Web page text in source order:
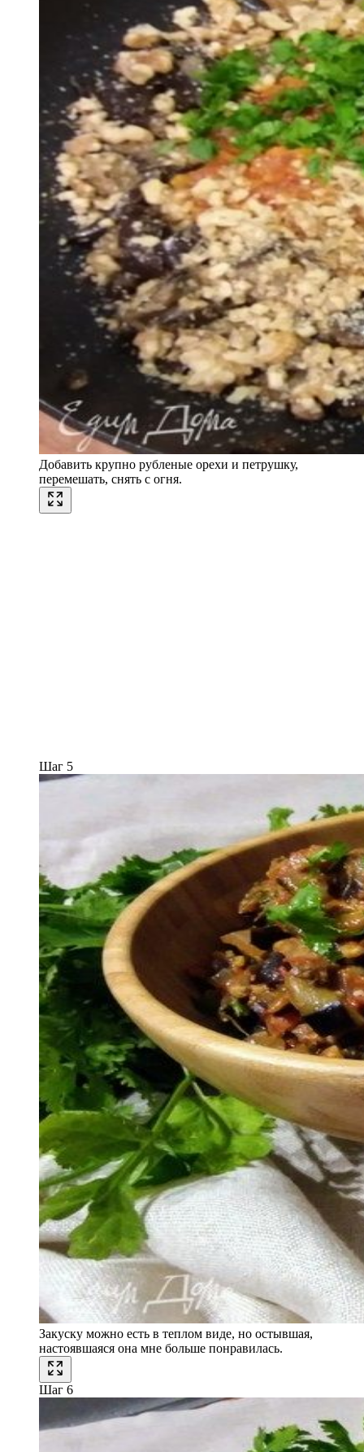
Добавить крупно рубленые орехи и петрушку,
перемешать, снять с огня.
Шаг 5
Закуску можно есть в теплом виде, но остывшая,
настоявшаяся она мне больше понравилась.
Шаг 6